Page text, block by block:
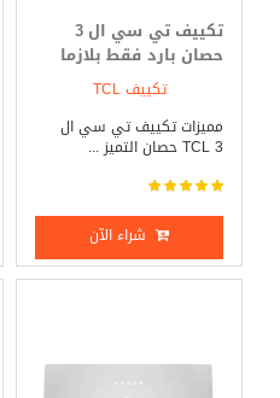
تكييف تي سي ال 3
حصان بارد فقط بلازما
ديجيتالتكييف TCL
مميزات تكييف تي سي ال
TCL 3 حصان التميز ...
شراء الآن